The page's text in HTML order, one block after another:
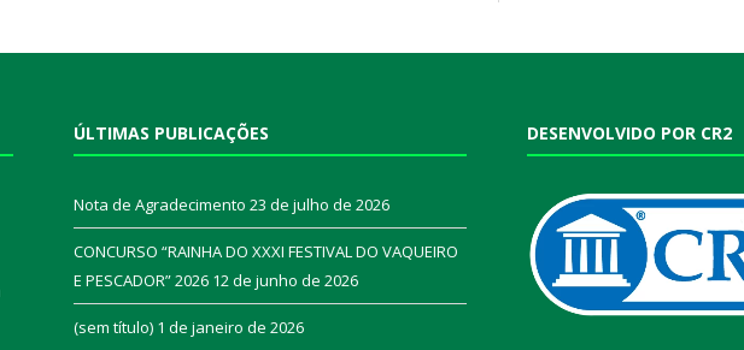
ÚLTIMAS PUBLICAÇÕES
Nota de Agradecimento 23 de julho de 2026
CONCURSO “RAINHA DO XXXI FESTIVAL DO VAQUEIRO
E PESCADOR” 2026 12 de junho de 2026
(sem título) 1 de janeiro de 2026
DESENVOLVIDO POR CR2